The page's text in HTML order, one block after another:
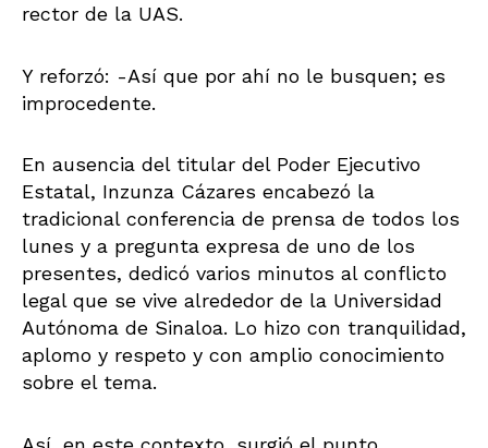
rector de la UAS.
Y reforzó: -Así que por ahí no le busquen; es
improcedente.
En ausencia del titular del Poder Ejecutivo
Estatal, Inzunza Cázares encabezó la
tradicional conferencia de prensa de todos los
lunes y a pregunta expresa de uno de los
presentes, dedicó varios minutos al conflicto
legal que se vive alrededor de la Universidad
Autónoma de Sinaloa. Lo hizo con tranquilidad,
aplomo y respeto y con amplio conocimiento
sobre el tema.